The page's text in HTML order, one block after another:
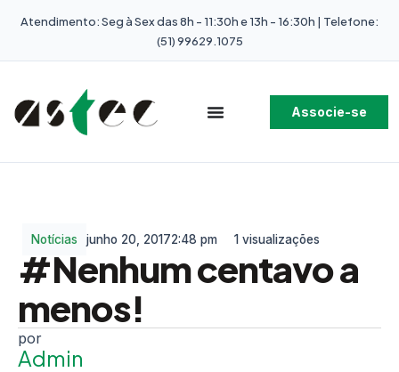
Atendimento: Seg à Sex das 8h - 11:30h e 13h - 16:30h | Telefone:
(51) 99629.1075
Associe-se
Notícias junho 20, 20172:48 pm 1 visualizações
#Nenhum centavo a
menos!
Admin